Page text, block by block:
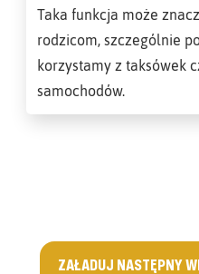
Taka funkcja może
rodzicom, szczególnie
korzystamy z taksówek
samochodów.
ZAŁADUJ NASTĘPNY